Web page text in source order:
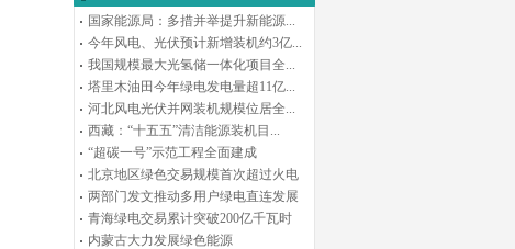
国家能源局：多措并举提升新能源...
今年风电、光伏预计新增装机约3亿...
我国规模最大光氢储一体化项目全...
塔里木油田今年绿电发电量超11亿...
河北风电光伏并网装机规模位居全...
西藏：“十五五”清洁能源装机目...
“超碳一号”示范工程全面建成
北京地区绿色交易规模首次超过火电
两部门发文推动多用户绿电直连发展
青海绿电交易累计突破200亿千瓦时
内蒙古大力发展绿色能源